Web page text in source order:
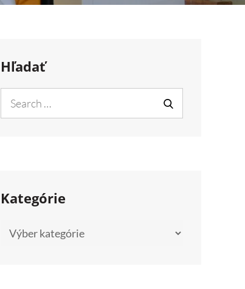
Hľadať
for:
SEARCH
Kategórie
Kategórie